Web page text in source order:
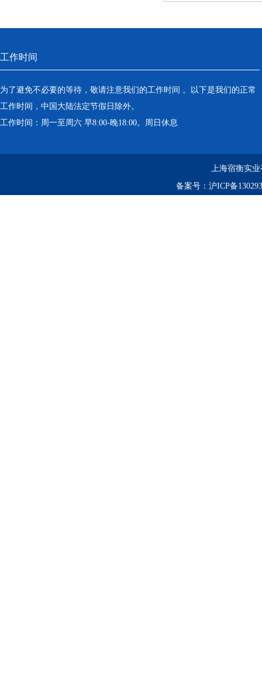
工作时间
为了避免不必要的等待，敬请注意我们的工作时间 。以下是我们的正常
工作时间，中国大陆法定节假日除外。
工作时间：周一至周六 早8:00-晚18:00。周日休息
上海宿衡实
备案号： 沪ICP备